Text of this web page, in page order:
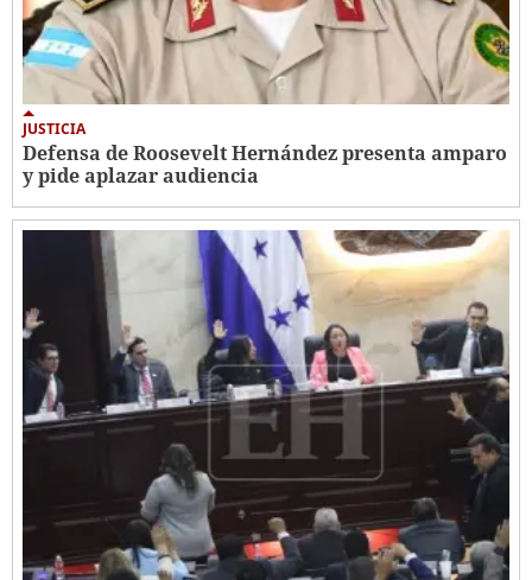
JUSTICIA
Defensa de Roosevelt Hernández presenta amparo
y pide aplazar audiencia